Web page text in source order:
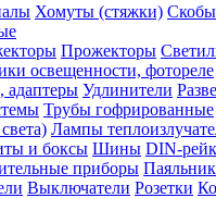
Хомуты (стяжки)
Прожекторы
освещенности, фотореле
адаптеры Удлинители
Трубы гофрированные
Лампы
и боксы Шины DIN-
приборы
Выключатели Розетки